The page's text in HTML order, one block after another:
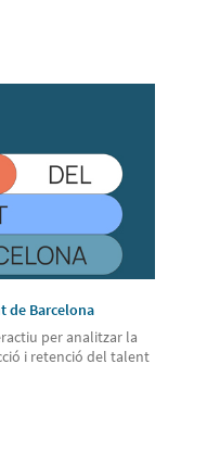
de Barcelona
per analitzar la
i retenció del talent